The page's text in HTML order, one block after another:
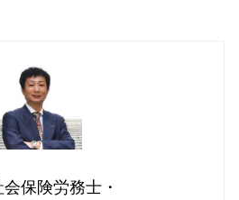
保険労務士・